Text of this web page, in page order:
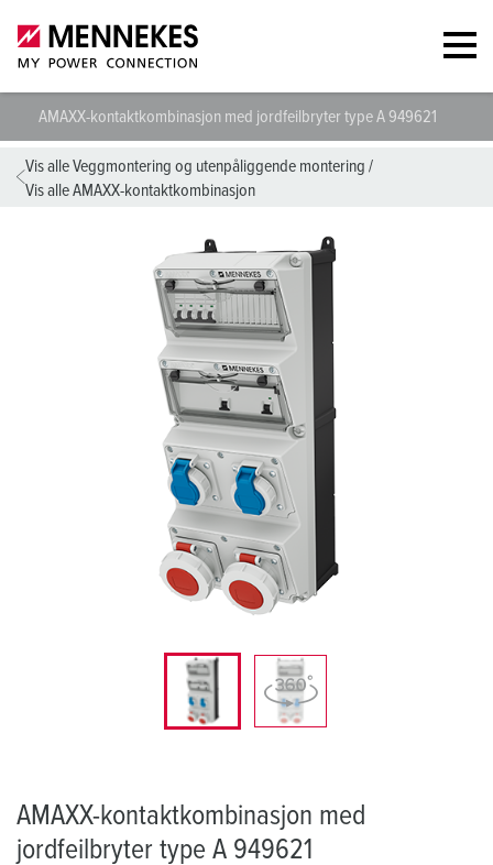
AMAXX-kontaktkombinasjon med jordfeilbryter type A 949621
Vis alle Veggmontering og utenpåliggende montering /
Vis alle AMAXX-kontaktkombinasjon
AMAXX-kontaktkombinasjon med
jordfeilbryter type A 949621